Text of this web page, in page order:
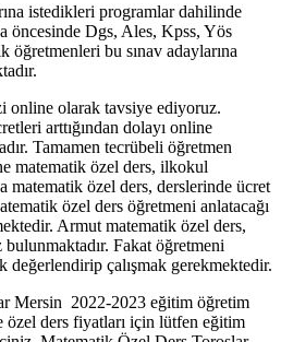
istedikleri programlar dahilinde
öncesinde Dgs, Ales, Kpss, Yös
öğretmenleri bu sınav adaylarına
online olarak tavsiye ediyoruz.
arttığından dolayı online
Tamamen tecrübeli öğretmen
matematik özel ders, ilkokul
matematik özel ders, derslerinde ücret
özel ders öğretmeni anlatacağı
Armut matematik özel ders,
Fakat öğretmeni
değerlendirip çalışmak gerekmektedir.
Mersin 2022-2023 eğitim öğretim
özel ders fiyatları için lütfen eğitim